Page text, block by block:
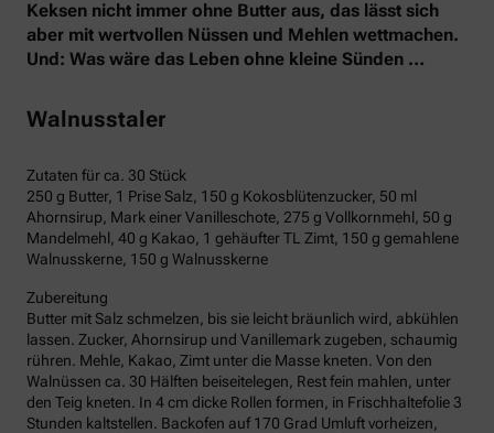
Keksen nicht immer ohne Butter aus, das lässt sich
aber mit wertvollen Nüssen und Mehlen wettmachen.
Und: Was wäre das Leben ohne kleine Sünden …
Walnusstaler
Zutaten für ca. 30 Stück
250 g Butter, 1 Prise Salz, 150 g Kokosblütenzucker, 50 ml
Ahornsirup, Mark einer Vanilleschote, 275 g Vollkornmehl, 50 g
Mandelmehl, 40 g Kakao, 1 gehäufter TL Zimt, 150 g gemahlene
Walnusskerne, 150 g Walnusskerne
Zubereitung
Butter mit Salz schmelzen, bis sie leicht bräunlich wird, abkühlen
lassen. Zucker, Ahornsirup und Vanillemark zugeben, schaumig
rühren. Mehle, Kakao, Zimt unter die Masse kneten. Von den
Walnüssen ca. 30 Hälften beiseitelegen, Rest fein mahlen, unter
den Teig kneten. In 4 cm dicke Rollen formen, in Frischhaltefolie 3
Stunden kaltstellen. Backofen auf 170 Grad Umluft vorheizen,